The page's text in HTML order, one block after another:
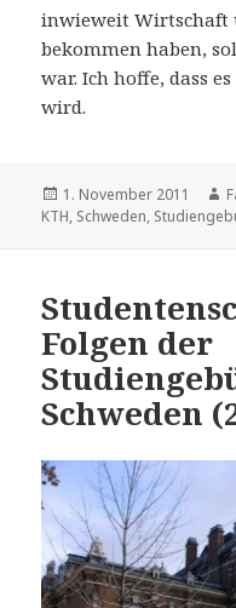
inwieweit Wirtschaft
bekommen haben,
war. Ich hoffe, dass
wird.
Veröffentlicht
am
1. November 2011
KTH, Schweden,
Folgen der
Schweden